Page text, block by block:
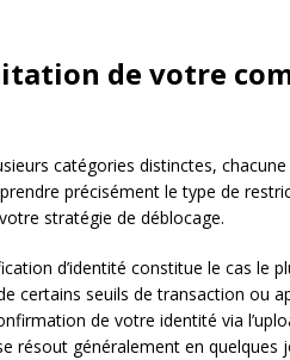
de votre
catégories distinctes,
précisément le type de
stratégie de déblocage.
d’identité constitue le cas le
certains seuils de transaction ou
de votre identité via
résout généralement en quelques